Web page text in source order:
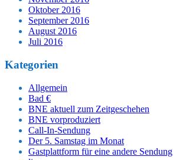
Oktober 2016
September 2016
August 2016
Juli 2016
Kategorien
Allgemein
Bad €
BNE aktuell zum Zeitgeschehen
BNE vorproduziert
Call-In-Sendung
Der 5. Samstag im Monat
Gastplattform für eine andere Sendung